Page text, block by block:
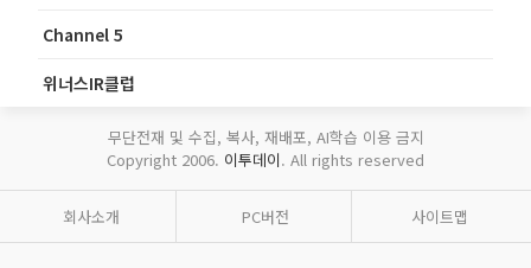
Channel 5
위너스IR클럽
무단전재 및 수집, 복사, 재배포, AI학습 이용 금지
Copyright 2006. 이투데이. All rights reserved
회사소개 PC버전 사이트맵